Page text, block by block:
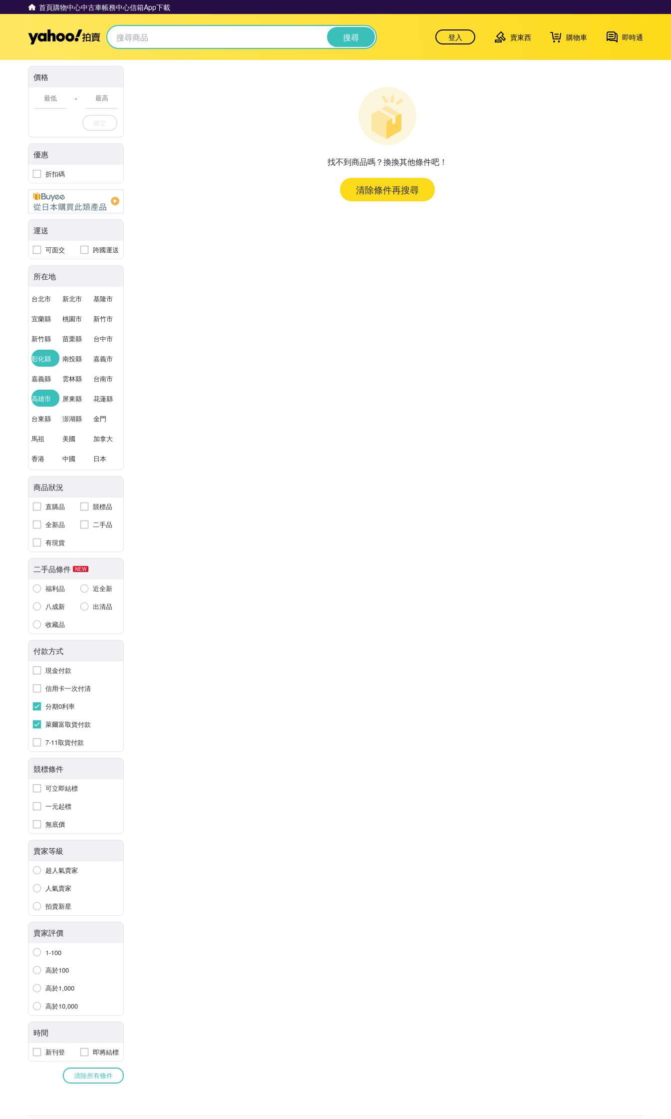
首頁購物中心中古車帳務中心信箱App下載
Yahoo拍賣 搜尋 登入 賣東西 購物車 即時通
價格
-
確定
優惠
折扣碼
運送
可面交 跨國運送
所在地
台北市 新北市 基隆市
宜蘭縣 桃園市 新竹市
新竹縣 苗栗縣 台中市
彰化縣 南投縣 嘉義市
嘉義縣 雲林縣 台南市
高雄市 屏東縣 花蓮縣
台東縣 澎湖縣 金門
馬祖 美國 加拿大
香港 中國 日本
商品狀況
直購品
競標品
全新品
二手品
有現貨
二手品條件 NEW
福利品
近全新
八成新
出清品
收藏品
付款方式
現金付款
信用卡一次付清
分期0利率
萊爾富取貨付款
7-11取貨付款
競標條件
可立即結標
一元起標
無底價
賣家等級
超人氣賣家
人氣賣家
拍賣新星
賣家評價
1-100
高於100
高於1,000
高於10,000
時間
新刊登 即將結標
清除所有條件
找不到商品嗎？換換其他條件吧！
清除條件再搜尋